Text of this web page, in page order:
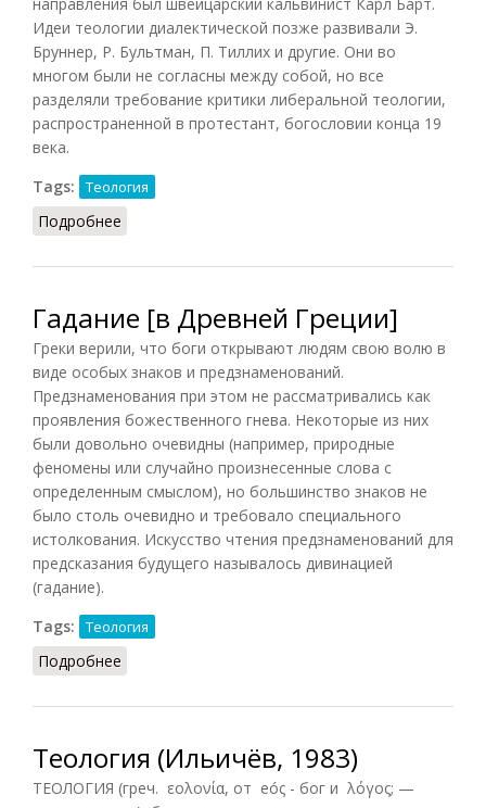
Идеи теологии диалектической позже развивали Э.
Бруннер, Р. Бультман, П. Тиллих и другие. Они во
многом были не согласны между собой, но все
разделяли требование критики либеральной теологии,
распространенной в протестант, богословии конца 19
века.
Tags:
Теология
Подробнее
Гадание [в Древней Греции]
Греки верили, что боги открывают людям свою волю в
виде особых знаков и предзнаменований.
Предзнаменования при этом не рассматривались как
проявления божественного гнева. Некоторые из них
были довольно очевидны (например, природные
феномены или случайно произнесенные слова с
определенным смыслом), но большинство знаков не
было столь очевидно и требовало специального
истолкования. Искусство чтения предзнаменований для
предсказания будущего называлось дивинацией
(гадание).
Tags:
Теология
Подробнее
Теология (Ильичёв, 1983)
ТЕОЛОГИЯ (греч. εολονία, от eóς - бог и λόγος; —